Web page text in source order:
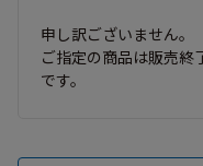
申し訳ございません。
ご指定の商品は販売終
です。